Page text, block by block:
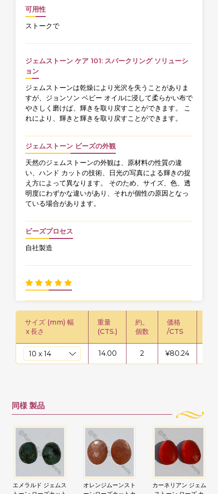
可用性
ストークで
ジェムストーン ケア 101: スパークリング ソリューシ
ョン
ジェムストーンは乾燥により光沢を失うことがありま
すが、ジョンソン ベビー オイルに浸して柔らかい布で
やさしく磨けば、輝きを取り戻すことができます。 こ
れにより、輝きと輝きを取り戻すことができます。
ジェムストーン ビーズの外観
天然のジェムストーンの外観は、原材料の性質の違
い、ハンド カットの技術、日光の写真による輝きの捉
え方によって異なります。 そのため、サイズ、色、透
明度にわずかな違いがあり、それが個性の原因となっ
ている場合があります。
ビーズプロセス
自社製造
サイズ (mm) 幅
x長さ
重量
(CTS.)
約。
個数
価格
/CTS
14.00 2 ¥80.24
同様 製品
エメラルド ジェムス
オレンジムーンスト
カーネリアン ジェム